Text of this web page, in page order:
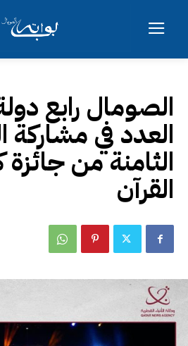
الصومال رابع
العدد في مشاركة
الثامنة من جائزة
القرآن